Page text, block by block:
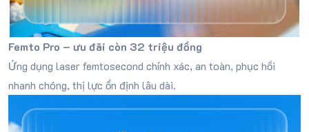
Femto Pro – ưu đãi còn 32 triệu đồng
Ứng dụng laser femtosecond chính xác, an toàn, phục hồi
nhanh chóng, thị lực ổn định lâu dài.